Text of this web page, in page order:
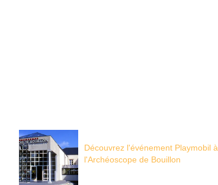
Découvrez l'événement Playmobil à
l'Archéoscope de Bouillon